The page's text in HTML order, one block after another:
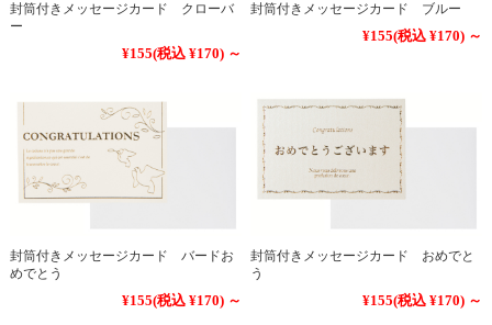
封筒付きメッセージカード クローバ
ー
¥155(税込 ¥170) ～
封筒付きメッセージカード ブルー
¥155(税込 ¥170) ～
封筒付きメッセージカード バードお
めでとう
¥155(税込 ¥170) ～
封筒付きメッセージカード おめでと
う
¥155(税込 ¥170) ～